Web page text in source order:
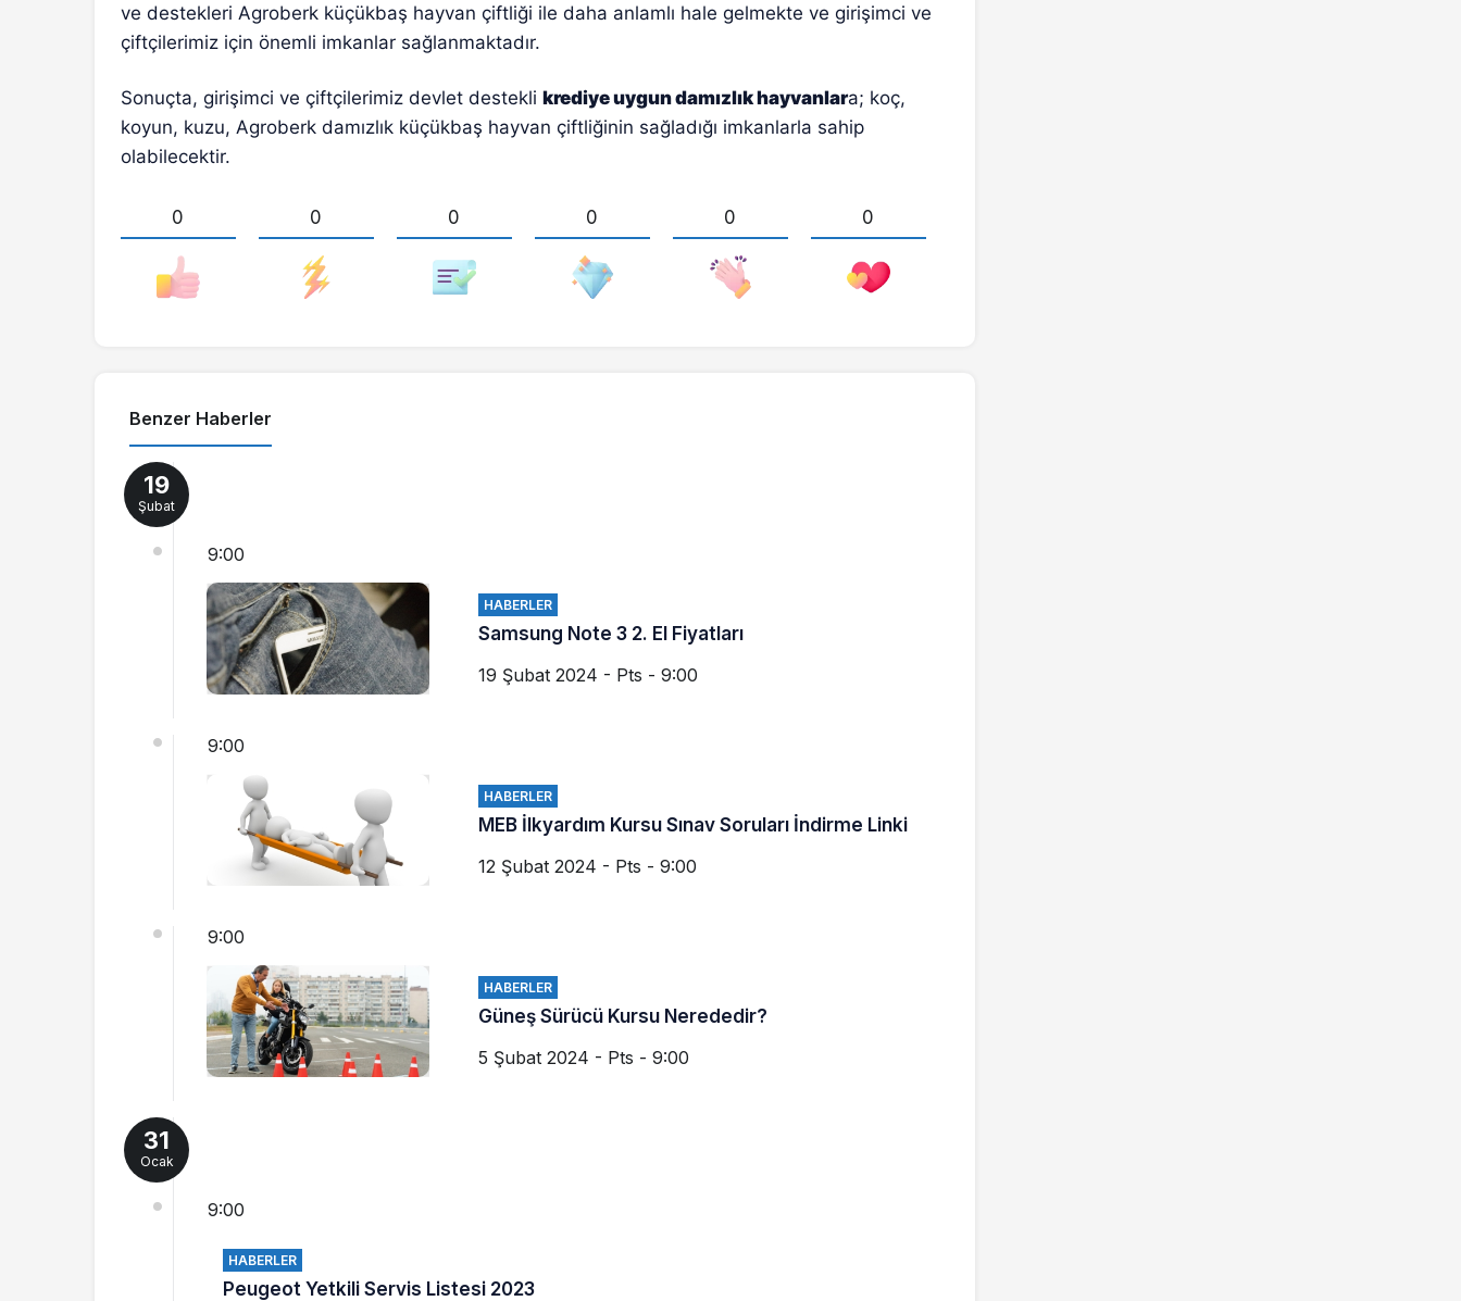
ve destekleri Agroberk küçükbaş hayvan çiftliği ile daha anlamlı hale gelmekte ve girişimci ve
çiftçilerimiz için önemli imkanlar sağlanmaktadır.
Sonuçta, girişimci ve çiftçilerimiz devlet desteklikrediye uygun damızlık hayvanlara; koç,
koyun, kuzu, Agroberk damızlık küçükbaş hayvan çiftliğinin sağladığı imkanlarla sahip
olabilecektir.
0 0 0 0 0 0
Benzer Haberler
19
Şubat
9:00
HABERLER
Samsung Note 3 2. El Fiyatları
19 Şubat 2024 - Pts - 9:00
9:00
HABERLER
MEB İlkyardım Kursu Sınav Soruları İndirme Linki
12 Şubat 2024 - Pts - 9:00
9:00
HABERLER
Güneş Sürücü Kursu Nerededir?
5 Şubat 2024 - Pts - 9:00
31
Ocak
9:00
HABERLER
Peugeot Yetkili Servis Listesi 2023